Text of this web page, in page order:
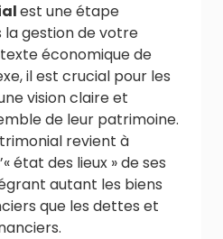
est une étape
gestion de votre
économique de
il est crucial pour les
vision claire et
de leur patrimoine.
revient à
état des lieux » de ses
autant les biens
que les dettes et